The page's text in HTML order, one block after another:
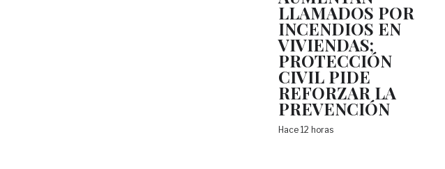
LLAMADOS POR
INCENDIOS EN
VIVIENDAS;
PROTECCIÓN
CIVIL PIDE
REFORZAR LA
PREVENCIÓN
Hace 12 horas